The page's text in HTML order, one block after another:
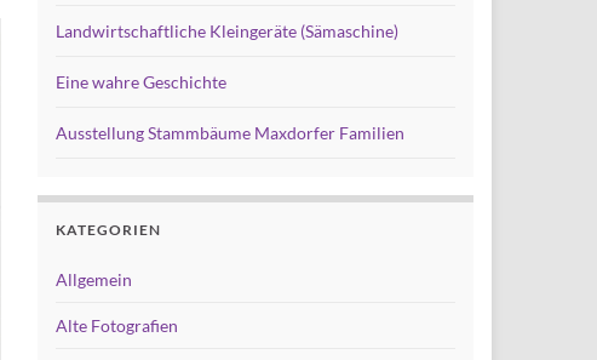
Landwirtschaftliche Kleingeräte (Sämaschine)
Eine wahre Geschichte
Ausstellung Stammbäume Maxdorfer Familien
KATEGORIEN
Allgemein
Alte Fotografien